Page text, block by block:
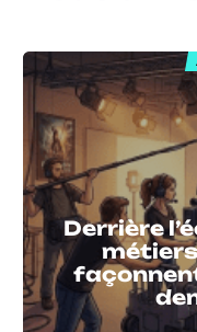
Derrière
métiers